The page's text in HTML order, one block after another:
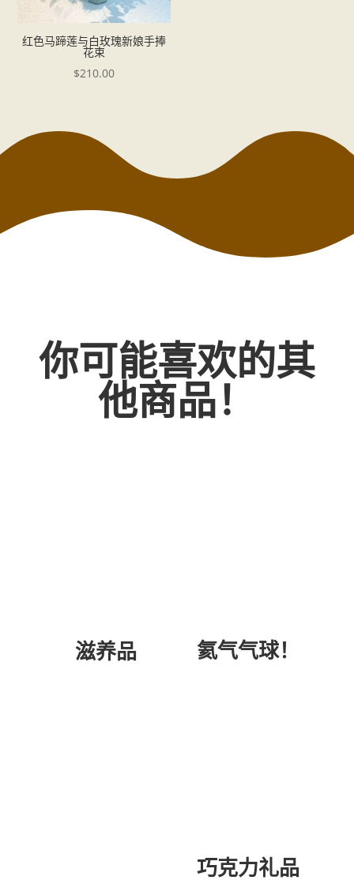
红色马蹄莲与白玫瑰新娘手捧
花束
$210.00
你可能喜欢的其
他商品！
滋养品 氦气气球！
巧克力礼品